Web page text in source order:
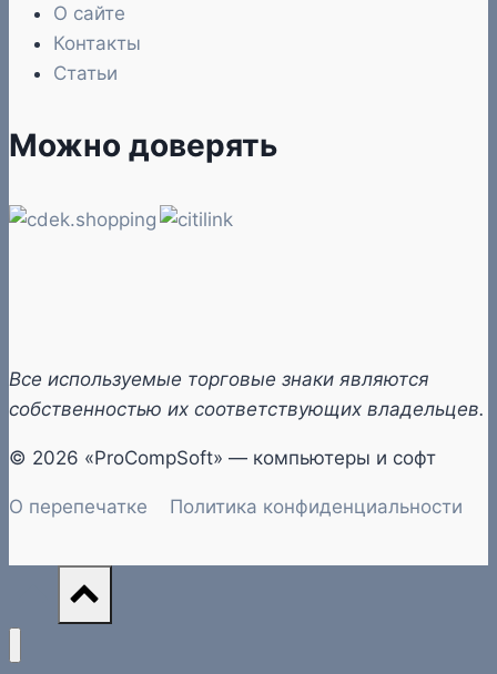
О сайте
Контакты
Статьи
Можно доверять
Все используемые торговые знаки являются
собственностью их соответствующих владельцев.
© 2026 «ProCompSoft» — компьютеры и софт
О перепечатке Политика конфиденциальности